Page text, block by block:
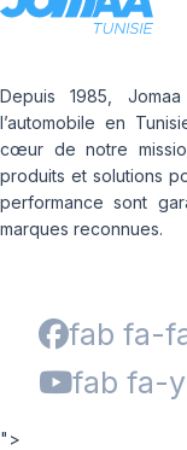
Depuis 1985,
l’automobile en
cœur de notre
produits et solutions
performance sont
marques reconnues.
fab fa-
fab fa-
">